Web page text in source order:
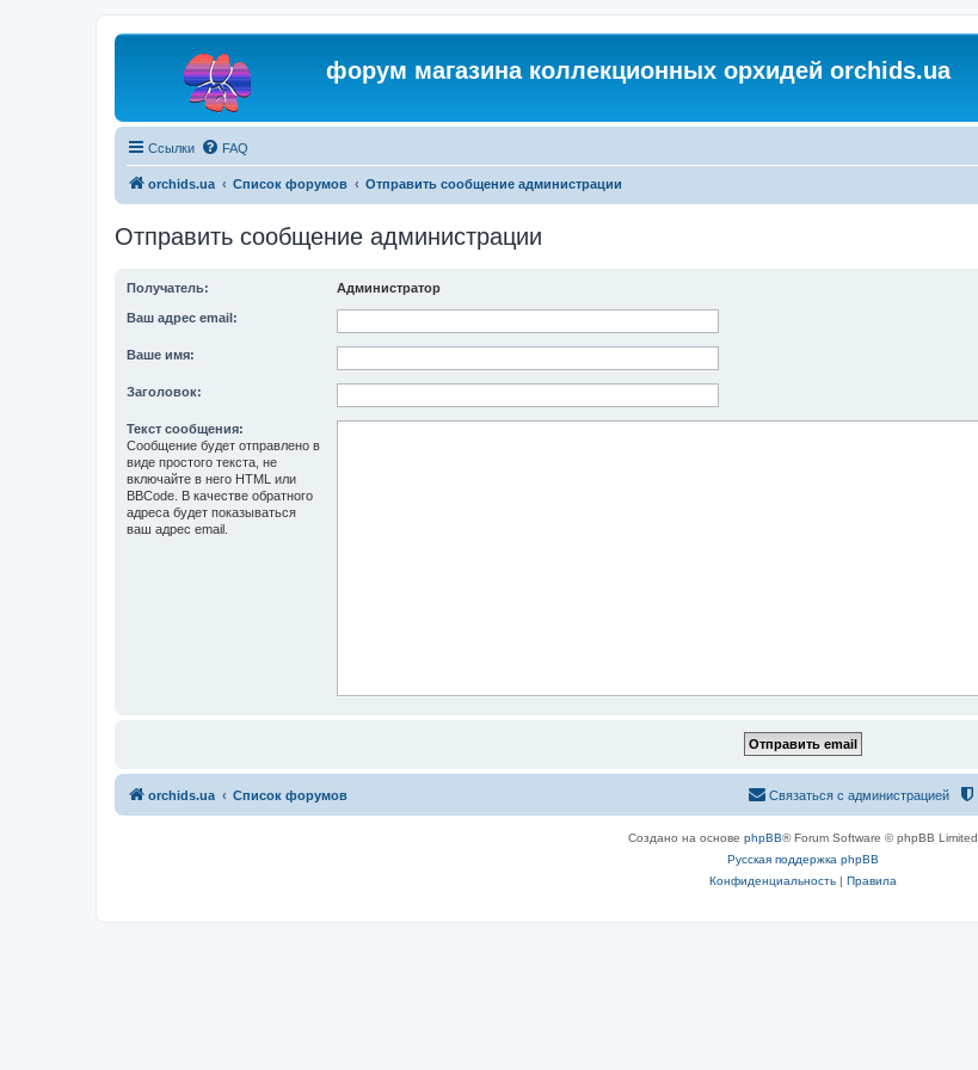
форум магазина коллекционных орхидей orchids.ua
Ссылки FAQ
orchids.ua Список форумов Отправить сообщение администрации
Отправить сообщение администрации
Получатель: Администратор
Ваш адрес email:
Ваше имя:
Заголовок:
Текст сообщения:
Сообщение будет отправлено в
виде простого текста, не
включайте в него HTML или
BBCode. В качестве обратного
адреса будет показываться
ваш адрес email.
orchids.ua Список форумов Связаться с администрацией
Создано на основе phpBB® Forum Software © phpBB Limited
Русская поддержка phpBB
Конфиденциальность| Правила